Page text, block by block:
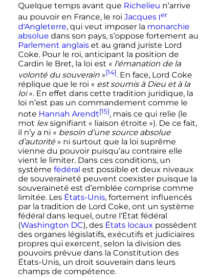
Quelque temps avant que Richelieu n’arrive
au pouvoir en France, le roi Jacques Ier
d'Angleterre, qui veut imposer la monarchie
absolue dans son pays, s’oppose fortement au
Parlement anglaiset au grand juriste Lord
Coke. Pour le roi, anticipant la position de
Cardin le Bret, la loi est « l'émanation de la
volonté du souverain »[14]. En face, Lord Coke
réplique que le roi « est soumis à Dieu et à la
loi ». En effet dans cette tradition juridique, la
loi n’est pas un commandement comme le
note Hannah Arendt[15], mais ce qui relie (le
mot lexsignifiant « liaison étroite »). De ce fait,
il n’y a ni « besoin d’une source absolue
d’autorité » ni surtout que la loi suprême
vienne du pouvoir puisqu’au contraire elle
vient le limiter. Dans ces conditions, un
système fédéral est possible et deux niveaux
de souveraineté peuvent coexister puisque la
souveraineté est d’emblée comprise comme
limitée. Les États-Unis, fortement influencés
par la tradition de Lord Coke, ont un système
fédéral dans lequel, outre l’État fédéral
(Washington DC), des États locaux possèdent
des organes législatifs, exécutifs et judiciaires
propres qui exercent, selon la division des
pouvoirs prévue dans la Constitution des
États-Unis, un droit souverain dans leurs
champs de compétence.